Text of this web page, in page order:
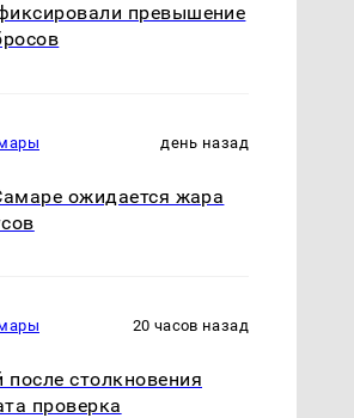
машину напали и
превышение
день назад
ожидается жара
20 часов назад
столкновения
проверка